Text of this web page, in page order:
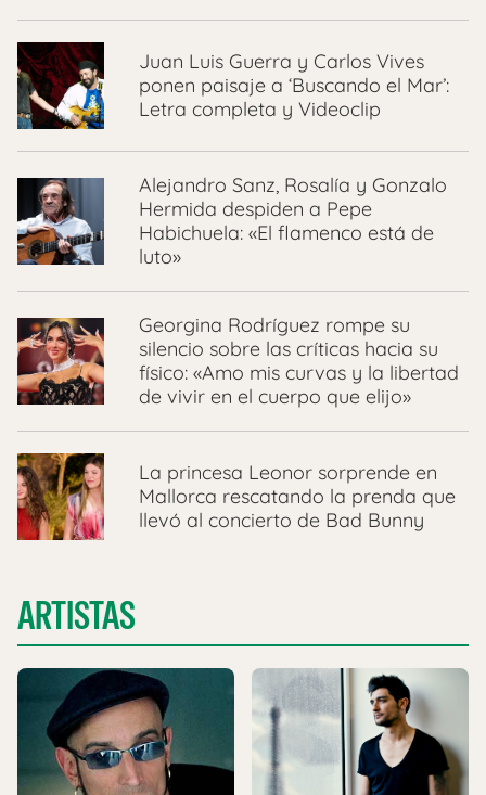
Juan Luis Guerra y Carlos Vives
ponen paisaje a ‘Buscando el Mar’:
Letra completa y Videoclip
Alejandro Sanz, Rosalía y Gonzalo
Hermida despiden a Pepe
Habichuela: «El flamenco está de
luto»
Georgina Rodríguez rompe su
silencio sobre las críticas hacia su
físico: «Amo mis curvas y la libertad
de vivir en el cuerpo que elijo»
La princesa Leonor sorprende en
Mallorca rescatando la prenda que
llevó al concierto de Bad Bunny
ARTISTAS